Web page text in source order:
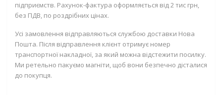
підприємств. Рахунок-фактура оформляється від 2 тис грн,
без ПДВ, по роздрібних цінах.
Усі замовлення відправляються службою доставки Нова
Пошта. Після відправлення клієнт отримує номер
транспортної накладної, за який можна відстежити посилку.
Ми ретельно пакуємо магніти, щоб вони безпечно дісталися
до покупця.